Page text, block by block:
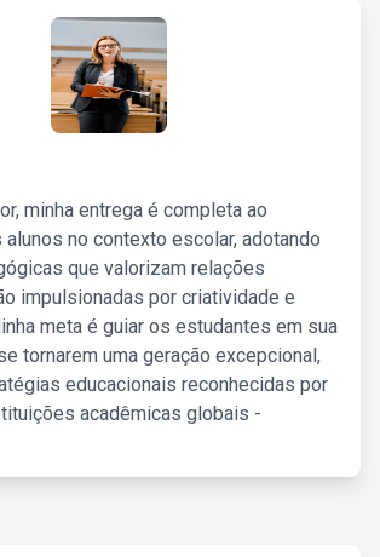
minha entrega é completa ao
no contexto escolar, adotando
que valorizam relações
impulsionadas por criatividade e
meta é guiar os estudantes em sua
tornarem uma geração excepcional,
educacionais reconhecidas por
acadêmicas globais -